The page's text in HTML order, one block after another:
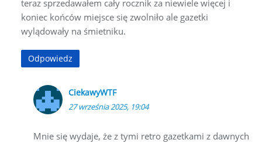
teraz sprzedawałem cały rocznik za niewiele więcej i
koniec końców miejsce się zwolniło ale gazetki
wylądowały na śmietniku.
Odpowiedz
CiekawyWTF
27 września 2025, 19:04
Mnie się wydaje, że z tymi retro gazetkami z dawnych